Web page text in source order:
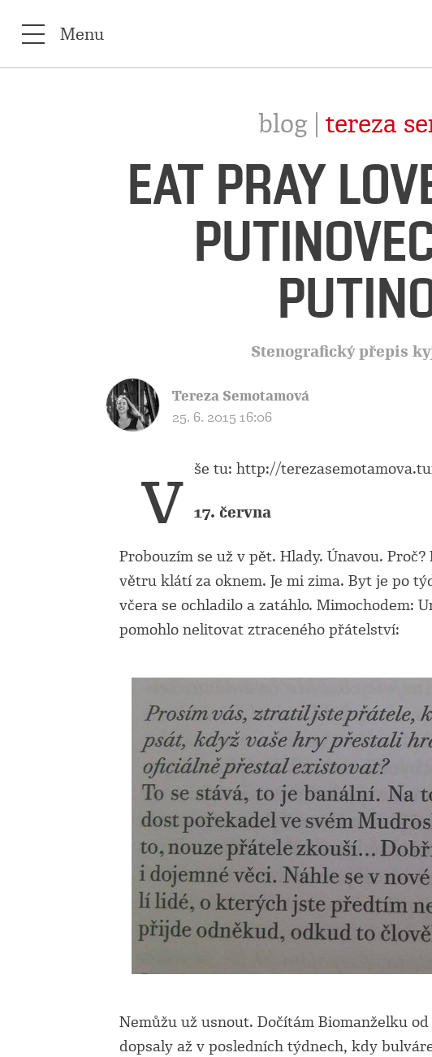
Menu
blog | tereza
EAT PRAY
Stenografický přepis
Tereza Semotamová
25. 6. 2015 16:06
v še tu: http://
17. června
Probouzím se už v pět. Hlady. Únavou.
větru klátí za oknem. Je mi zima. Byt je po
včera se ochladilo a zatáhlo. Mimochodem:
pomohlo nelitovat ztraceného přátelství:
Nemůžu už usnout. Dočítám Biomanželku
dopsaly až v posledních týdnech, kdy